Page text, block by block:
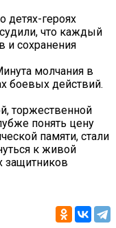
детях-героях
что каждый
и сохранения
молчания в
боевых действий.
торжественной
понять цену
памяти, стали
к живой
защитников